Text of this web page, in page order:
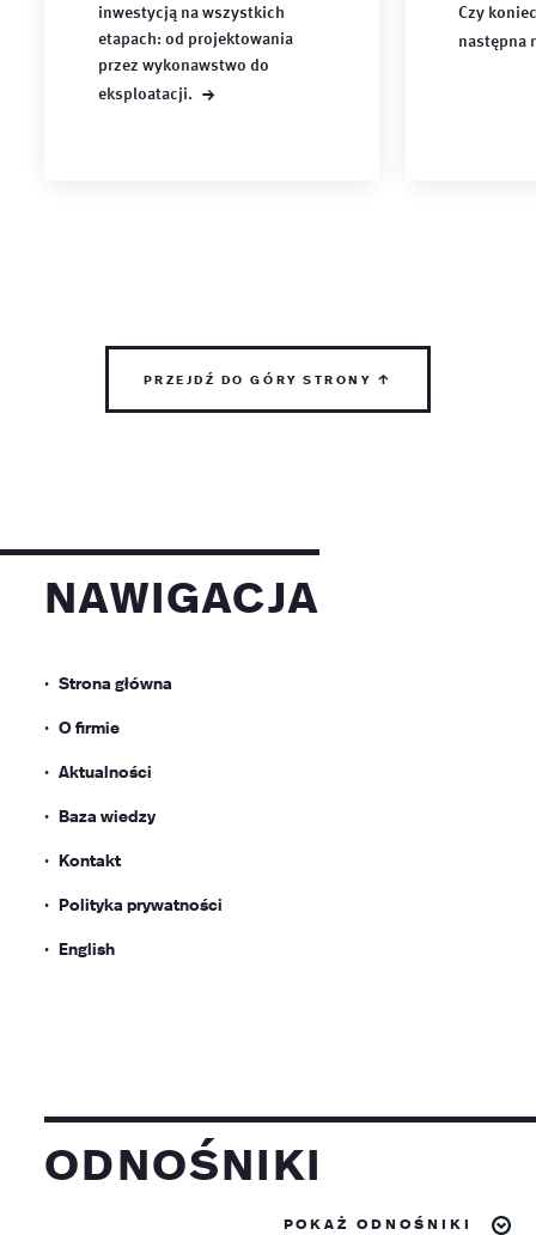
inwestycją na wszystkich
etapach: od projektowania
przez wykonawstwo do
eksploatacji. →
Czy
następna
przejdź do góry strony ↑
nawigacja
Strona główna
O firmie
Aktualności
Baza wiedzy
Kontakt
Polityka prywatności
English
odnośniki
pokaż odnośniki